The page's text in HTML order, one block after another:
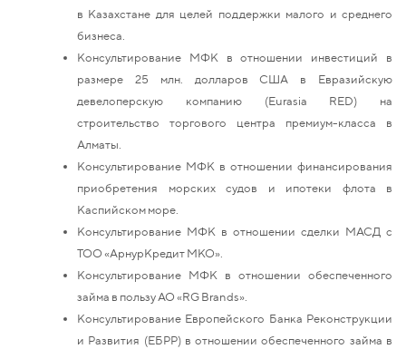
в Казахстане для целей поддержки малого и среднего
бизнеса.
Консультирование МФК в отношении инвестиций в
размере 25 млн. долларов США в Евразийскую
девелоперскую компанию (Eurasia RED) на
строительство торгового центра премиум-класса в
Алматы.
Консультирование МФК в отношении финансирования
приобретения морских судов и ипотеки флота в
Каспийском море.
Консультирование МФК в отношении сделки МАСД с
ТОО «АрнурКредит МКО».
Консультирование МФК в отношении обеспеченного
займа в пользу АО «RG Brands».
Консультирование Европейского Банка Реконструкции
и Развития (ЕБРР) в отношении обеспеченного займа в